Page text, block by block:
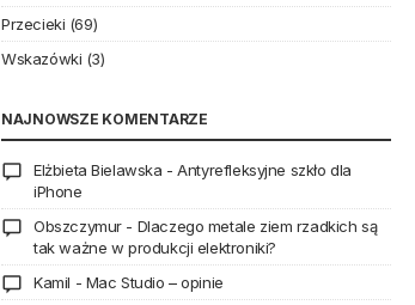
Przecieki (69)
Wskazówki (3)
NAJNOWSZE KOMENTARZE
Elżbieta Bielawska -Antyrefleksyjne szkło dla
iPhone
Obszczymur- Dlaczego metale ziem rzadkich są
tak ważne w produkcji elektroniki?
Kamil - Mac Studio – opinie